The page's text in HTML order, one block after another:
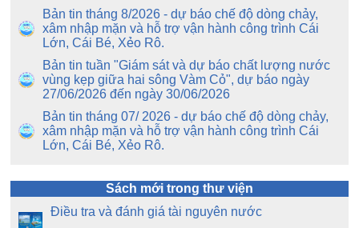
Bản tin tháng 8/2026 - dự báo chế độ dòng chảy,
xâm nhập mặn và hỗ trợ vận hành công trình Cái
Lớn, Cái Bé, Xẻo Rô.
Bản tin tuần "Giám sát và dự báo chất lượng nước
vùng kẹp giữa hai sông Vàm Cỏ", dự báo ngày
27/06/2026 đến ngày 30/06/2026
Bản tin tháng 07/ 2026 - dự báo chế độ dòng chảy,
xâm nhập mặn và hỗ trợ vận hành công trình Cái
Lớn, Cái Bé, Xẻo Rô.
Sách mới trong thư viện
Điều tra và đánh giá tài nguyên nước